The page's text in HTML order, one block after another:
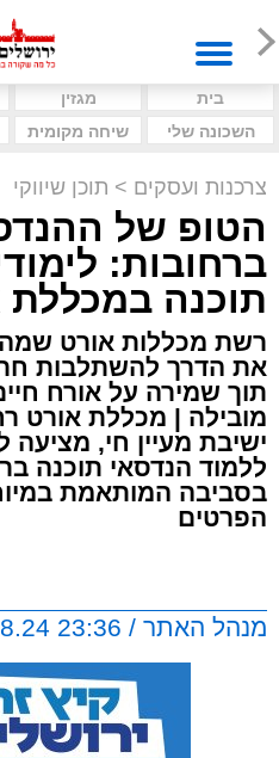
בית מגזין
השכונה שלי
שיחה מקומית
צרכנות ועסקים > תוכן שיווקי
הטופ של
ברחובות:
תוכנה במכללת
רשת מכללות אורט
את הדרך להשתלבות
תוך שמירה על אורח
מובילה | מכללת אורט
ישיבת מעיין חי, מציעה
ללמוד הנדסאי תוכנה
בסביבה המותאמת
הפרטים
מנהל האתר / 23:36 07.08.24